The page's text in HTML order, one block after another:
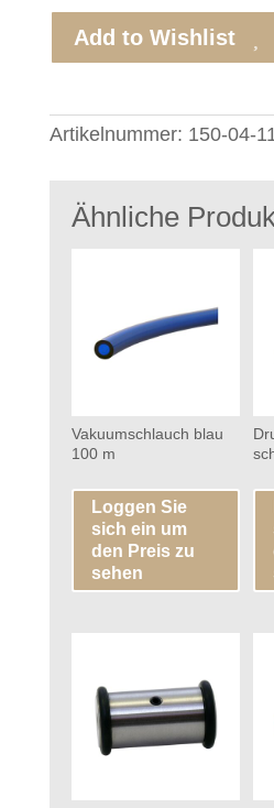
Add to Wishlist
Artikelnummer: 150-04-
Ähnliche
Vakuumschlauch blau
100 m
Loggen Sie
sich ein um
den Preis zu
sehen